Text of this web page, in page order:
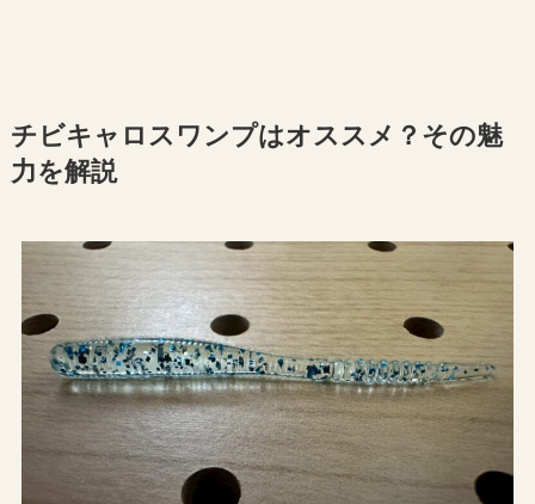
チビキャロスワンプはオススメ？その魅
力を解説